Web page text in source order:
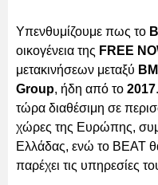
Υπενθυμίζουμε πως το
οικογένεια της FREE
μετακινήσεων μεταξύ
Group, ήδη από το 2017
τώρα διαθέσιμη σε
χώρες της Ευρώπης,
Ελλάδας, ενώ το BEAT θα
παρέχει τις υπηρεσίες